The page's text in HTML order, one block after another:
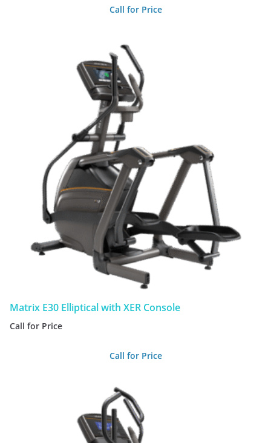
Call for Price
Matrix E30 Elliptical with XER Console
Call for Price
Call for Price